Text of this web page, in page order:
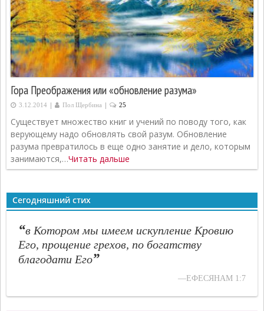
Гора Преображения или «обновление разума»
3.12.2014 | Пол Щербина | 25
Существует множество книг и учений по поводу того, как
верующему надо обновлять свой разум. Обновление
разума превратилось в еще одно занятие и дело, которым
занимаются,…Читать дальше
Сегодняшний стих
“в Котором мы имеем искупление Кровию
Его, прощение грехов, по богатству
благодати Его”
—ЕФЕСЯНАМ 1:7